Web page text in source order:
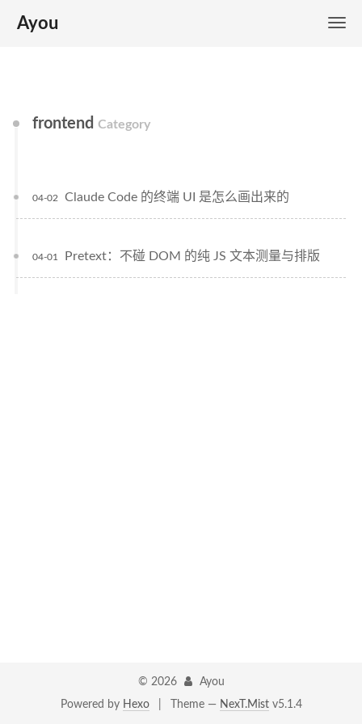
Ayou
frontend Category
Claude Code 的终端 UI 是怎么画出来的
04-02
Pretext：不碰 DOM 的纯 JS 文本测量与排版
04-01
© 2026
Ayou
Powered by Hexo Theme — NexT.Mistv5.1.4